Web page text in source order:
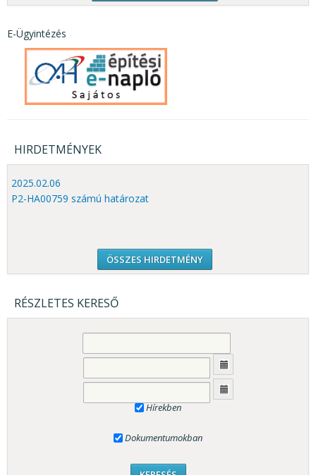
E-Ügyintézés
HIRDETMÉNYEK
2025.02.06
P2-HA00759 számú határozat
ÖSSZES HIRDETMÉNY
RÉSZLETES KERESŐ
Hírekben
Dokumentumokban